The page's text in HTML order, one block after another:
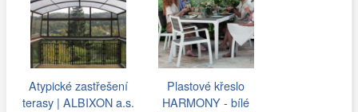
Atypické zastřešení
terasy | ALBIXON a.s.
Plastové křeslo
HARMONY - bílé